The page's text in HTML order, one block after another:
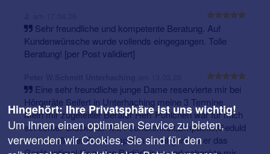
Sehr freundliche und kompetente Beratung. Auf
Kundenwünsche wurde vollends eingegangen. Tolle
Beratung! [per Post validiert]
Eine sehr freundliche junge Dame reservierte mir bei
Hörgeräte Seifert in Unterhaching meine 3 Termine.
Mein mir zugeteilter Berater Herr Pöhlchen war für mich
ein echter Glücksfall! Mit Feundlichkeit,Empathie,Geduld
und exzellenter Fachkompetenz konfigurierte er das
Hingehört: Ihre Privatsphäre ist uns wichtig!
Um Ihnen einen optimalen Service zu bieten,
verwenden wir Cookies. Sie sind für den